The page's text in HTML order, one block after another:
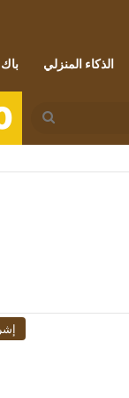
الذكاء المنزلي
بحث
عن